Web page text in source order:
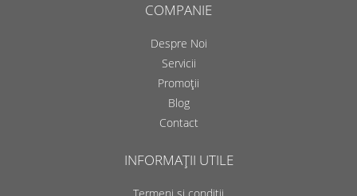
COMPANIE
Despre Noi
Servicii
Promoții
Blog
Contact
INFORMAȚII UTILE